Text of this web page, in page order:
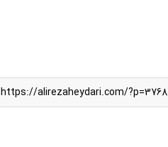
https://alirezaheydari.com/?p=3768